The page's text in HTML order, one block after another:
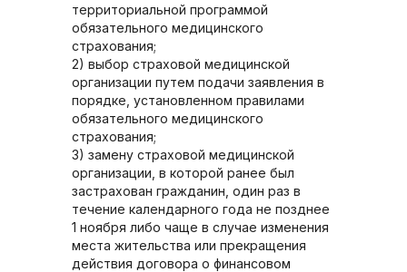
территориальной программой
обязательного медицинского
страхования;
2) выбор страховой медицинской
организации путем подачи заявления в
порядке, установленном правилами
обязательного медицинского
страхования;
3) замену страховой медицинской
организации, в которой ранее был
застрахован гражданин, один раз в
течение календарного года не позднее
1 ноября либо чаще в случае изменения
места жительства или прекращения
действия договора о финансовом